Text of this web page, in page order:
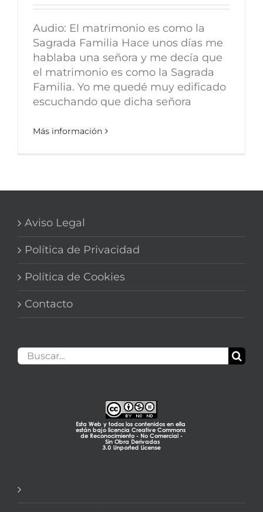
Audio: El matrimonio es como la
Sagrada Familia Hace unos días me
hablaba una señora y me decía que
el matrimonio es como la Sagrada
Familia. Yo me quedé muy edificado
escuchando que dicha señora
Más información
Aviso Legal
Política de Privacidad
Política de Cookies
Contacto
Buscar: